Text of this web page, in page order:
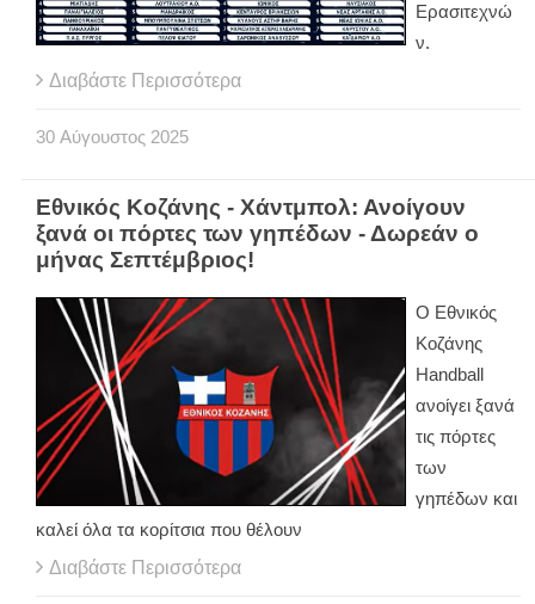
Ερασιτεχνώ
ν.
Διαβάστε Περισσότερα
30 Αύγουστος 2025
Εθνικός Κοζάνης - Χάντμπολ: Ανοίγουν
ξανά οι πόρτες των γηπέδων - Δωρεάν ο
μήνας Σεπτέμβριος!
Ο Εθνικός
Κοζάνης
Handball
ανοίγει ξανά
τις πόρτες
των
γηπέδων και
καλεί όλα τα κορίτσια που θέλουν
Διαβάστε Περισσότερα